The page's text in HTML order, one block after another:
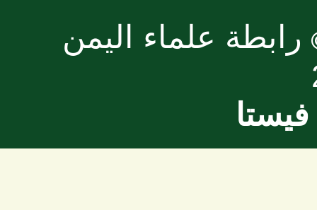
رابطة علماء اليمن